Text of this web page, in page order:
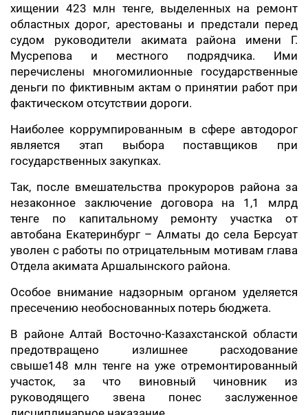
хищении 423 млн тенге, выделенных на ремонт
областных дорог, арестованы и предстали перед
судом руководители акимата района имени Г.
Мусрепова и местного подрядчика. Ими
перечислены многомилионные государственные
деньги по фиктивным актам о принятии работ при
фактическом отсутствии дороги.
Наиболее коррумпированным в сфере автодорог
является этап выбора поставщиков при
государственных закупках.
Так, после вмешательства прокуроров района за
незаконное заключение договора на 1,1 млрд
тенге по капитальному ремонту участка от
автобана Екатеринбург – Алматы до села Берсуат
уволен с работы по отрицательным мотивам глава
Отдела акимата Аршалынского района.
Особое внимание надзорным органом уделяется
пресечению необоснованных потерь бюджета.
В районе Алтай Восточно-Казахстанской области
предотвращено излишнее расходование
свыше148 млн тенге на уже отремонтированный
участок, за что виновный чиновник из
руководящего звена понес заслуженное